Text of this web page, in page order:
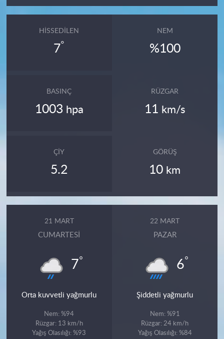
HISSEDILEN
7°
NEM
%100
BASINÇ
1003 hpa
RÜZGAR
11 km/s
ÇIY
5.2
GÖRÜŞ
10 km
21 MART
CUMARTESI
7°
Orta kuvvetli yağmurlu
Nem: %94
Rüzgar: 13 km/h
Yağış Olasılığı: %93
22 MART
PAZAR
6°
Şiddetli yağmurlu
Nem: %91
Rüzgar: 24 km/h
Yağış Olasılığı: %84